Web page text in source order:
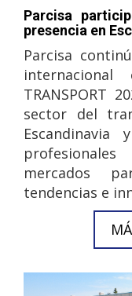
Parcisa
presencia en
Parcisa
TRANSPORT
sector del
mercados
tendencias e